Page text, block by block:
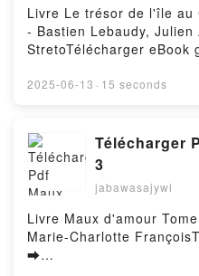
Livre Le trésor de l'île au
- Bastien Lebaudy, Julien
StretoTélécharger
er ou lire en ligne Le
Bastien Lebaudy, Julien
trésor de l'île au Crâne
Alvarez, Paul Streto
Crâne Bastien Lebaudy,
Lire en ligne , Le trésor
Lebaudy, Julien Alvarez,
trésor de l'île au Crâne
2025-06-13 · 15 seconds
Télécharger
3
jabawasajywi
Livre Maux d'amour
Marie-Charlotte
➡